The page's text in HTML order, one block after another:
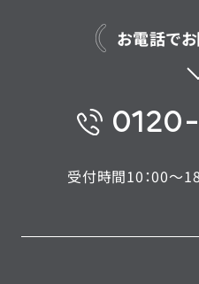
お電話で
受付時間10：00〜